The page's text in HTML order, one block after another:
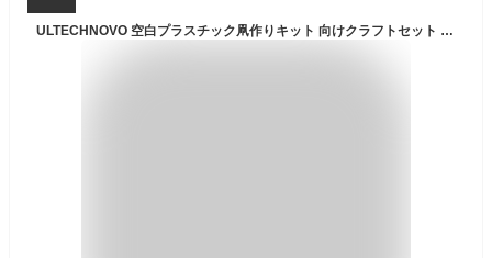
ULTECHNOVO 空白プラスチック凧作りキット 向けクラフトセット 創造力育む1セット DIY描画凧 屋外遊びに 8～12歳対象 ランダムカ ランダムカラー